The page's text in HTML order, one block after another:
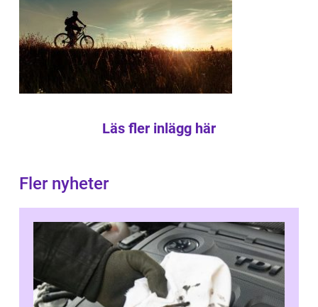
Läs fler inlägg här
Fler nyheter